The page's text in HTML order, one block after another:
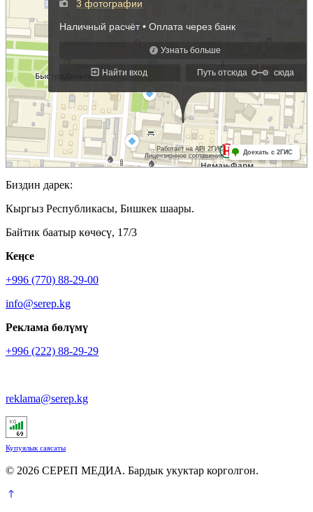
Биздин дарек:
Кыргыз Республикасы, Бишкек шаары.
Байтик баатыр көчөсү, 17/3
Кеӊсе
+996 (770) 88-29-00
info@serep.kg
Реклама бөлүмү
+996 (222) 88-29-29
reklama@serep.kg
Купуялык саясаты
© 2026 СЕРЕП МЕДИА. Бардык укуктар корголгон.